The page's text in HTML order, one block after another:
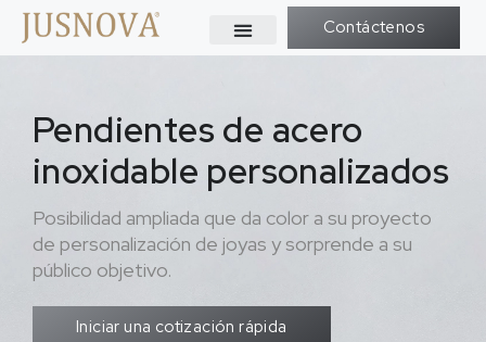
Contáctenos
Pendientes de acero
inoxidable personalizados
Posibilidad ampliada que da color a su proyecto
de personalización de joyas y sorprende a su
público objetivo.
Iniciar una cotización rápida